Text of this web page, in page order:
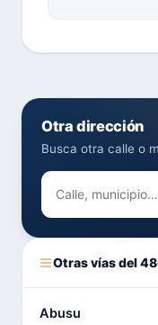
Otra dirección
Busca otra calle o
Otras vías del
Abusu